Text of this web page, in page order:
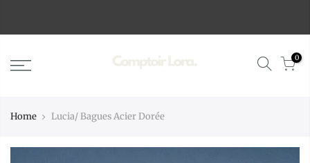
0
Home Lucia/ Bagues Acier Dorée